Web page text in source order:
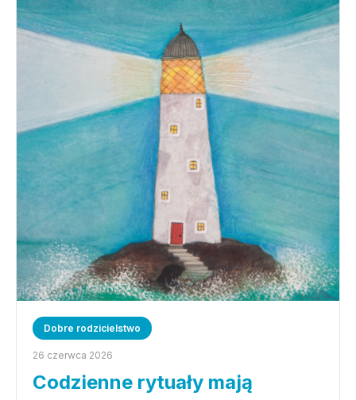
Dobre rodzicielstwo
26 czerwca 2026
Codzienne rytuały mają